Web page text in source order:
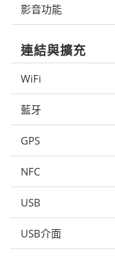
影音功能
連結與擴充
WiFi
藍牙
GPS
NFC
USB
USB介面